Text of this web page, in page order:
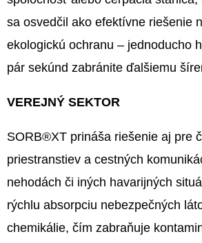
sa osvedčil ako efektívne riešenie
ekologickú ochranu – jednoducho
pár sekúnd zabránite ďalšiemu
VEREJNÝ SEKTOR
SORB®XT prináša riešenie aj pre
priestranstiev a cestných
nehodách či iných havarijných
rýchlu absorpciu nebezpečných
chemikálie, čím zabraňuje
E
SORB®XT
PRO